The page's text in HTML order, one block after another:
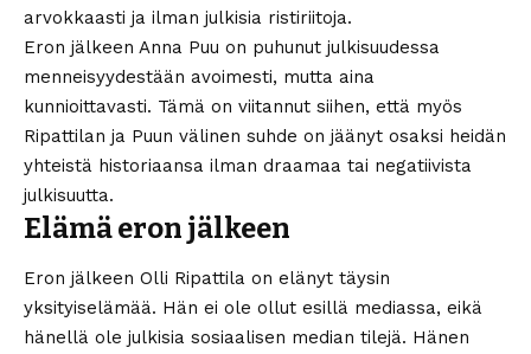
arvokkaasti ja ilman julkisia ristiriitoja.
Eron jälkeen Anna Puu on puhunut julkisuudessa
menneisyydestään avoimesti, mutta aina
kunnioittavasti. Tämä on viitannut siihen, että myös
Ripattilan ja Puun välinen suhde on jäänyt osaksi heidän
yhteistä historiaansa ilman draamaa tai negatiivista
julkisuutta.
Elämä eron jälkeen
Eron jälkeen Olli Ripattila on elänyt täysin
yksityiselämää. Hän ei ole ollut esillä mediassa, eikä
hänellä ole julkisia sosiaalisen median tilejä. Hänen